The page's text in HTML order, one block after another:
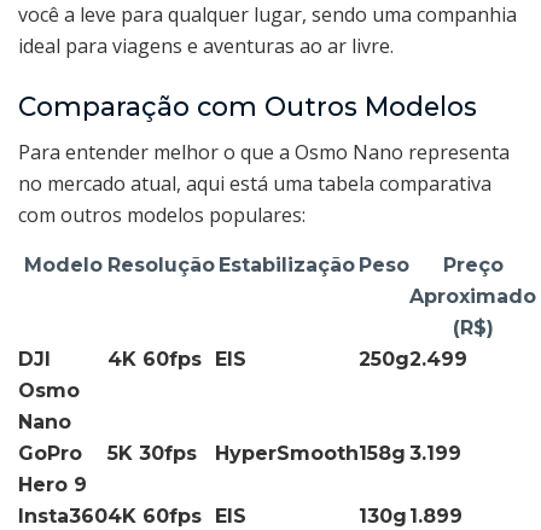
você a leve para qualquer lugar, sendo uma companhia
ideal para viagens e aventuras ao ar livre.
Comparação com Outros Modelos
Para entender melhor o que a Osmo Nano representa
no mercado atual, aqui está uma tabela comparativa
com outros modelos populares:
Modelo Resolução Estabilização Peso
Preço
Aproximado
(R$)
DJI
Osmo
Nano
4K 60fps EIS 250g2.499
GoPro
Hero 9
5K 30fps HyperSmooth158g 3.199
Insta3604K 60fps EIS 130g 1.899